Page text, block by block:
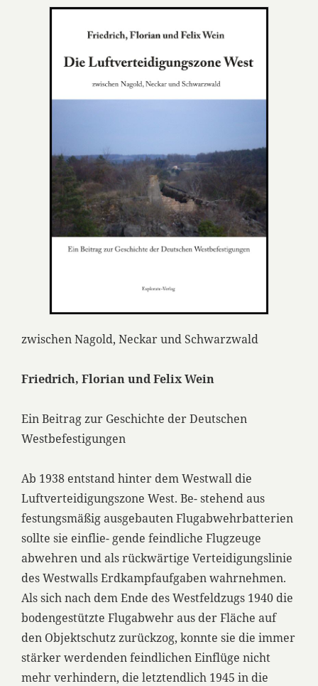
zwischen Nagold, Neckar und Schwarzwald
Friedrich, Florian und Felix Wein
Ein Beitrag zur Geschichte der Deutschen
Westbefestigungen
Ab 1938 entstand hinter dem Westwall die
Luftverteidigungszone West. Be- stehend aus
festungsmäßig ausgebauten Flugabwehrbatterien
sollte sie einflie- gende feindliche Flugzeuge
abwehren und als rückwärtige Verteidigungslinie
des Westwalls Erdkampfaufgaben wahrnehmen.
Als sich nach dem Ende des Westfeldzugs 1940 die
bodengestützte Flugabwehr aus der Fläche auf
den Objektschutz zurückzog, konnte sie die immer
stärker werdenden feindlichen Einflüge nicht
mehr verhindern, die letztendlich 1945 in die